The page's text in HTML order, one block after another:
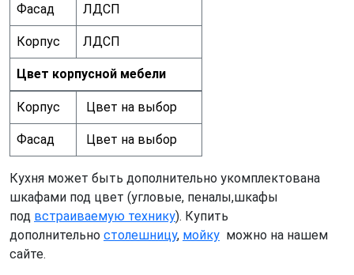
Фасад ЛДСП
Корпус ЛДСП
Цвет корпусной мебели
Корпус Цвет на выбор
Фасад Цвет на выбор
Кухня может быть дополнительно укомплектована
шкафами под цвет (угловые, пеналы,шкафы
под встраиваемую технику). Купить
дополнительно столешницу, мойку можно на нашем
сайте.